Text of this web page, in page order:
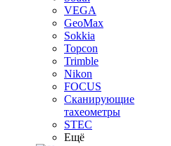
VEGA
GeoMax
Sokkia
Topcon
Trimble
Nikon
FOCUS
Сканирующие
тахеометры
STEC
Ещё